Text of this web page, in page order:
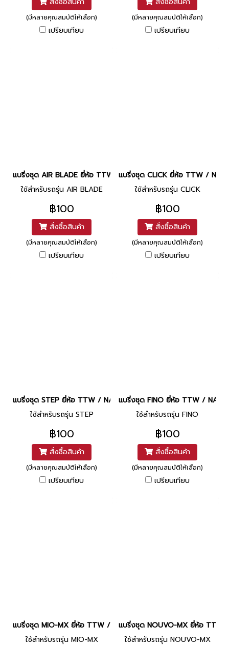
(มีหลายคุณสมบัติให้เลือก)
เปรียบเทียบ
(มีหลายคุณสมบัติให้เลือก)
เปรียบเทียบ
แบริ่งชุด AIR BLADE ยี่ห้อ TTW / NACHI
ใช้สำหรับรถรุ่น AIR BLADE
฿100
สั่งซื้อสินค้า
(มีหลายคุณสมบัติให้เลือก)
เปรียบเทียบ
แบริ่งชุด CLICK ยี่ห้อ TTW /
ใช้สำหรับรถรุ่น CLICK
฿100
สั่งซื้อสินค้า
(มีหลายคุณสมบัติให้เลือก)
เปรียบเทียบ
แบริ่งชุด STEP ยี่ห้อ TTW / NACHI
ใช้สำหรับรถรุ่น STEP
฿100
สั่งซื้อสินค้า
(มีหลายคุณสมบัติให้เลือก)
เปรียบเทียบ
แบริ่งชุด FINO ยี่ห้อ TTW / NACHI
ใช้สำหรับรถรุ่น FINO
฿100
สั่งซื้อสินค้า
(มีหลายคุณสมบัติให้เลือก)
เปรียบเทียบ
แบริ่งชุด MIO-MX ยี่ห้อ TTW / NACHI
ใช้สำหรับรถรุ่น MIO-MX
แบริ่งชุด NOUVO-MX ยี่ห้อ TTW
ใช้สำหรับรถรุ่น NOUVO-MX